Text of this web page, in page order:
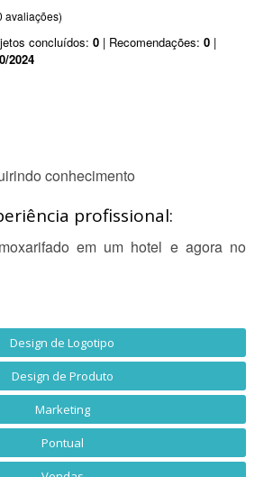
avaliações)
concluídos: 0 | Recomendações: 0 |
2024
conhecimento
profissional:
em um hotel e agora no
Design de Logotipo
Design de Produto
Marketing
Pontual